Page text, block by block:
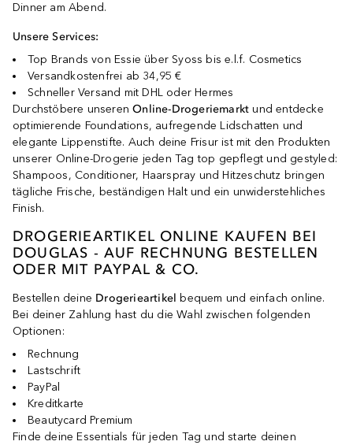
Dinner am Abend.
Unsere Services:
Top Brands von Essie über Syoss bis e.l.f. Cosmetics
Versandkostenfrei ab 34,95 €
Schneller Versand mit DHL oder Hermes
Durchstöbere unserenOnline-Drogeriemarkt und entdecke
optimierende Foundations, aufregende Lidschatten und
elegante Lippenstifte. Auch deine Frisur ist mit den Produkten
unserer Online-Drogerie jeden Tag top gepflegt und gestyled:
Shampoos, Conditioner, Haarspray und Hitzeschutz bringen
tägliche Frische, beständigen Halt und ein unwiderstehliches
Finish.
DROGERIEARTIKEL ONLINE KAUFEN BEI
DOUGLAS - AUF RECHNUNG BESTELLEN
ODER MIT PAYPAL & CO.
Bestellen deine Drogerieartikel bequem und einfach online.
Bei deiner Zahlung hast du die Wahl zwischen folgenden
Optionen:
Rechnung
Lastschrift
PayPal
Kreditkarte
Beautycard Premium
Finde deine Essentials für jeden Tag und starte deinen